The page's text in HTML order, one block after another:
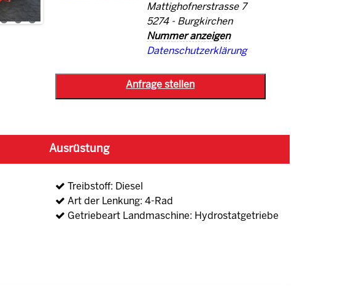
Mattighofnerstrasse 7
5274 - Burgkirchen
Nummer anzeigen
Datenschutzerklärung
Ausrüstung
Treibstoff: Diesel
Art der Lenkung: 4-Rad
Getriebeart Landmaschine: Hydrostatgetriebe